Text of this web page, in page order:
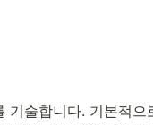
기술합니다. 기본적